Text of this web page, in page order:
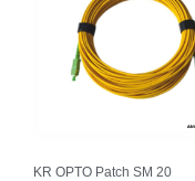
KR OPTO Patch SM 20